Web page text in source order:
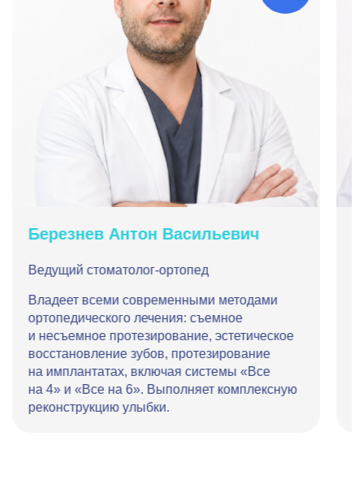
Березнев Антон Васильевич
Ведущий стоматолог-ортопед
Владеет всеми современными методами
ортопедического лечения: съемное
и несъемное протезирование, эстетическое
восстановление зубов, протезирование
на имплантатах, включая системы «Все
на 4» и «Все на 6». Выполняет комплексную
реконструкцию улыбки.